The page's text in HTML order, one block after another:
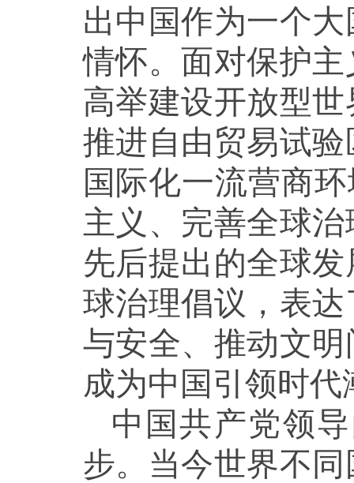
出中国作为一个
情怀。面对保护
高举建设开放型
推进自由贸易试
国际化一流营商
主义、完善全球
先后提出的全球
球治理倡议，表
与安全、推动文
成为中国引领时
中国共产党领
步。当今世界不